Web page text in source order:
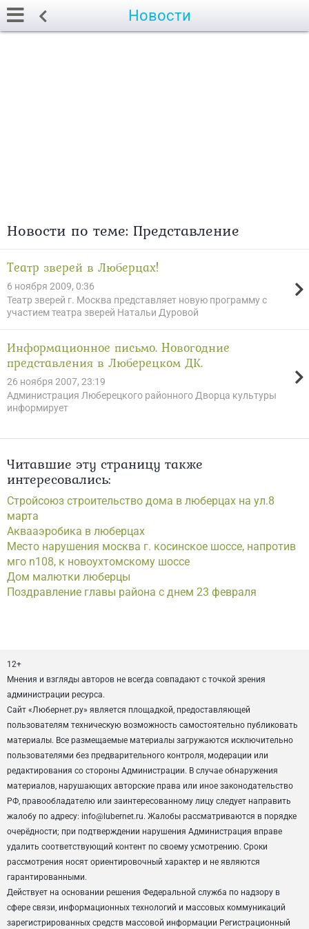
Новости
Новости по теме: Представление
Театр зверей в Люберцах!
6 ноября 2009, 0:36
Театр зверей г. Москва представляет новую программу с
участием театра зверей Натальи Дуровой
Информационное письмо. Новогодние
представления в Люберецком ДК.
26 ноября 2007, 23:19
Администрация Люберецкого районного Дворца культуры
информирует
Читавшие эту страницу также
интересовались:
Стройсоюз строительство дома в люберцах на ул.8
марта
Аквааэробика в люберцах
Место нарушения москва г. косинское шоссе, напротив
мго n108, к новоухтомскому шоссе
Дом малютки люберцы
Поздравление главы района с днем 23 февраля
12+
Мнения и взгляды авторов не всегда совпадают с точкой зрения
администрации ресурса.
Сайт «Любернет.ру» является площадкой, предоставляющей
пользователям техническую возможность самостоятельно публиковать
материалы. Все размещаемые материалы загружаются исключительно
пользователями без предварительного контроля, модерации или
редактирования со стороны Администрации. В случае обнаружения
материалов, нарушающих авторские права или иное законодательство
РФ, правообладателю или заинтересованному лицу следует направить
жалобу по адресу: info@lubernet.ru. Жалобы рассматриваются в порядке
очерёдности; при подтверждении нарушения Администрация вправе
удалить соответствующий контент по своему усмотрению. Сроки
рассмотрения носят ориентировочный характер и не являются
гарантированными.
Действует на основании решения Федеральной служба по надзору в
сфере связи, информационных технологий и массовых коммуникаций
зарегистрированных средств массовой информации Регистрационный